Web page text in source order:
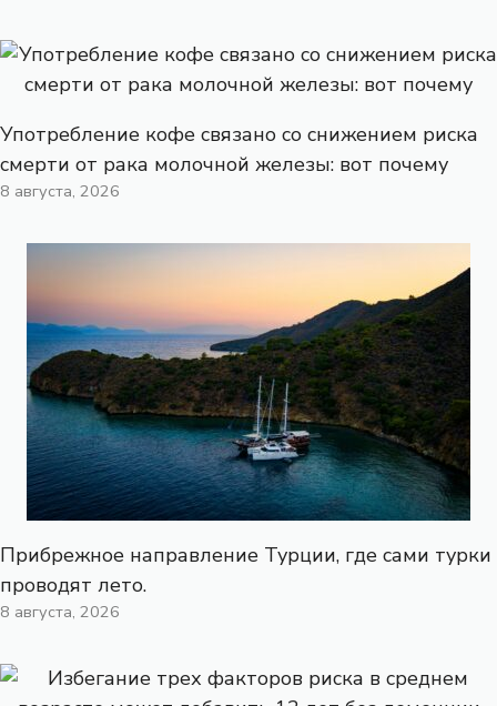
Употребление кофе связано со снижением риска
смерти от рака молочной железы: вот почему
8 августа, 2026
Прибрежное направление Турции, где сами турки
проводят лето.
8 августа, 2026